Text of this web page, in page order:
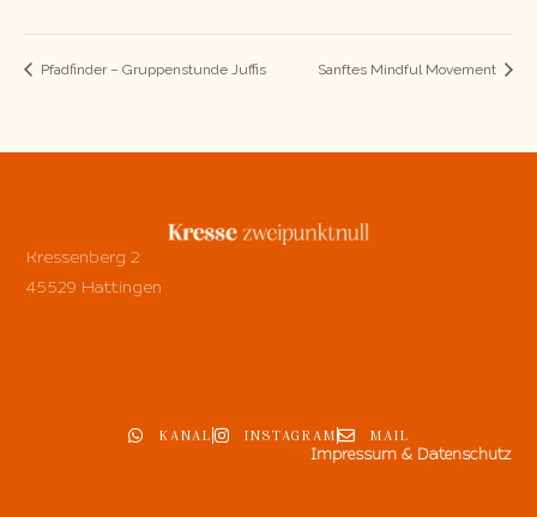
Pfadfinder – Gruppenstunde Juffis Sanftes Mindful Movement
Kressenberg 2
45529 Hattingen
KANAL INSTAGRAM MAIL
Impressum & Datenschutz